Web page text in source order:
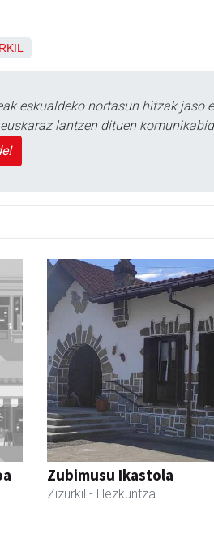
eskualdeko nortasun hitzak jaso
lantzen dituen
Zubimusu Ikastola
Zizurkil - Hezkuntza